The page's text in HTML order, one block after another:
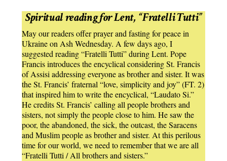
Spiritual reading for Lent, “Fratelli Tutti”
May our readers offer prayer and fasting for peace in
Ukraine on Ash Wednesday. A few days ago, I
suggested reading “Fratelli Tutti” during Lent. Pope
Francis introduces the encyclical considering St. Francis
of Assisi addressing everyone as brother and sister. It was
the St. Francis’ fraternal “love, simplicity and joy” (FT. 2)
that inspired him to write the encyclical, “Laudato Si.”
He credits St. Francis’ calling all people brothers and
sisters, not simply the people close to him. He saw the
poor, the abandoned, the sick, the outcast, the Saracens
and Muslim people as brother and sister. At this perilous
time for our world, we need to remember that we are all
“Fratelli Tutti / All brothers and sisters.”